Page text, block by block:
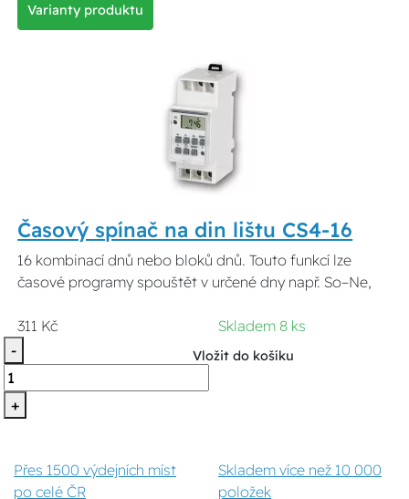
Varianty produktu
Časový spínač na din lištu CS4-16
16 kombinací dnů nebo bloků dnů. Touto funkcí lze
časové programy spouštět v určené dny např. So–Ne,
311 Kč
Skladem 8 ks
-
+
Vložit do košíku
Přes 1500 výdejních míst
po celé ČR
Skladem více než 10 000
položek